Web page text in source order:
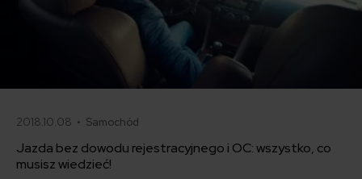
2018.10.08 • Samochód
Jazda bez dowodu rejestracyjnego i OC: wszystko, co
musisz wiedzieć!